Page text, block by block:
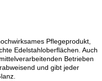
Pflegeprodukt,
Edelstahloberflächen. Auch
Betrieben
und gibt jeder